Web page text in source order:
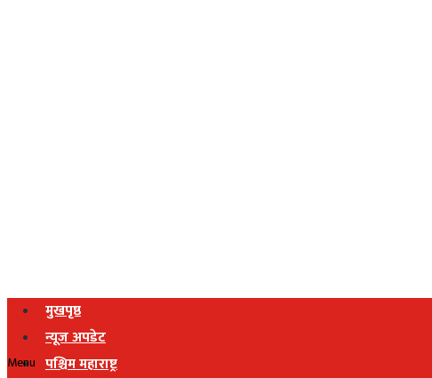
मुखपृष्ठ
न्यूज अपडेट
पश्चिम महाराष्ट्र
Menu